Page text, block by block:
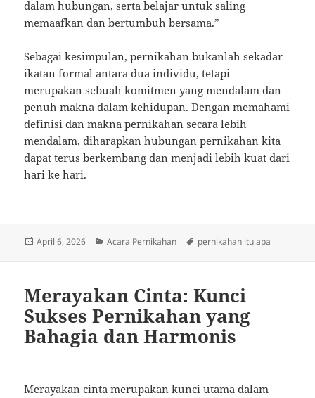
dalam hubungan, serta belajar untuk saling
memaafkan dan bertumbuh bersama.”
Sebagai kesimpulan, pernikahan bukanlah sekadar
ikatan formal antara dua individu, tetapi
merupakan sebuah komitmen yang mendalam dan
penuh makna dalam kehidupan. Dengan memahami
definisi dan makna pernikahan secara lebih
mendalam, diharapkan hubungan pernikahan kita
dapat terus berkembang dan menjadi lebih kuat dari
hari ke hari.
Posted
April 6, 2026 Categories
Acara Pernikahan Tags
pernikahan itu apa
Merayakan Cinta: Kunci
Sukses Pernikahan yang
Bahagia dan Harmonis
Merayakan cinta merupakan kunci utama dalam